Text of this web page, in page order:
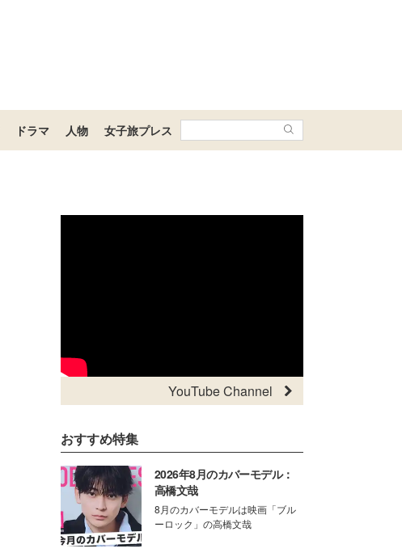
ドラマ 人物 女子旅プレス
YouTube Channel
おすすめ特集
2026年8月のカバーモデル：
高橋文哉
8月のカバーモデルは映画「ブル
ーロック」の高橋文哉